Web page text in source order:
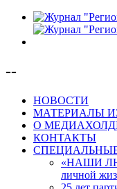
--
НОВОСТИ
МАТЕРИАЛЫ
О
КОНТАКТЫ
«НАШИ
личной